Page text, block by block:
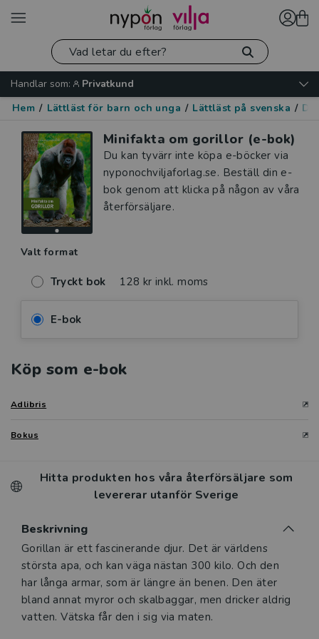
Handlar som:
Privatkund
Hem / Lättläst för barn och unga / Lättläst på svenska /
Minifakta om gorillor (e-bok)
Du kan tyvärr inte köpa e-böcker via
nyponochviljaforlag.se. Beställ din e-
bok genom att klicka på någon av våra
återförsäljare.
Valt format
Tryckt bok 128 kr inkl. moms
E-bok
Köp som e-bok
Adlibris
Bokus
Hitta produkten hos våra återförsäljare som
levererar utanför Sverige
Beskrivning
Beskrivning
Gorillan är ett fascinerande djur. Det är världens
största apa, och kan väga nästan 300 kilo. Och den
har långa armar, som är längre än benen. Den äter
bland annat myror och skalbaggar, men dricker aldrig
vatten. Vätska får den i sig via maten.